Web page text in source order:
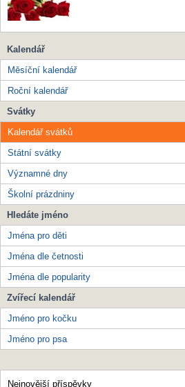
Kalendář
Měsíční kalendář
Roční kalendář
Svátky
Kalendář svátků
Státní svátky
Významné dny
Školní prázdniny
Hledáte jméno
Jména pro děti
Jména dle četnosti
Jména dle popularity
Zvířecí kalendář
Jméno pro kočku
Jméno pro psa
Nejnovější příspěvky